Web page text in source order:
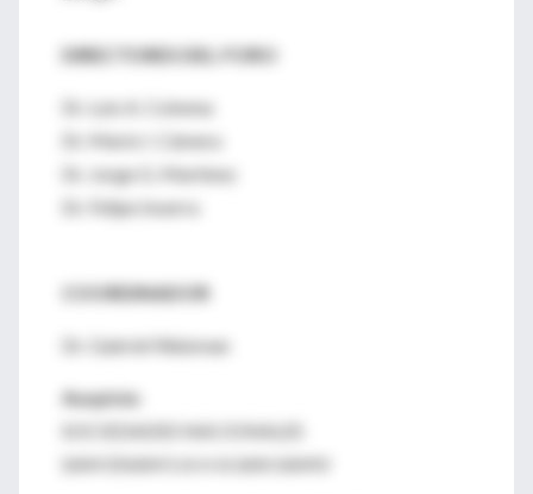
DIRECTORES DEL FORO
Dr. Luis A. Colonna
Dr. Mario I. Cámera
Dr. Jorge G. Martínez
Dr. Felipe Inserra
COORDINADOR
Dr. Gabriel Waisman
Auspicia:
SOCIEDADES NACIONALES
SAM ENAM S A H A SAN SAMV